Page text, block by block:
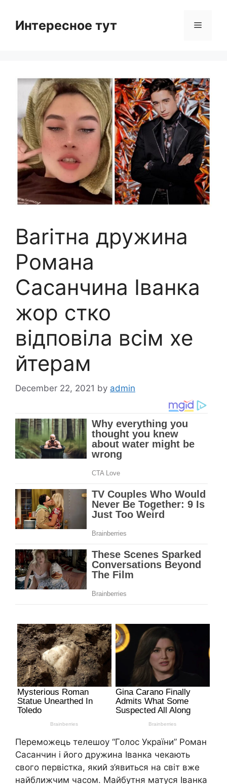
contentИнтересное тут Menu
Ваrітна дружина
Романа
Сасанчина Іванка
жор стко
відповіла всім хе
йтерам
December 22, 2021 by admin
Переможець телешоу “Голос України” Роман
Сасанчин і його дружина Іванка чекають
свого первістка, який з’явиться на світ вже
найближчим часом. Майбутня матуся Іванка